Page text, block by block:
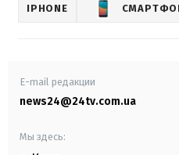
IPHONE
E-mail редакции
news24@24tv.com.ua
Мы здесь: